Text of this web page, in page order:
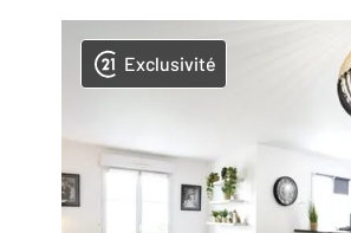
Exclusivité